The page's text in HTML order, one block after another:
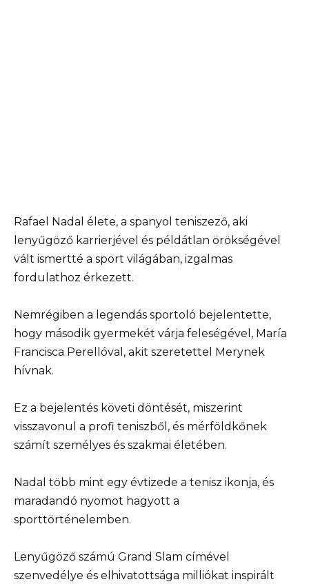
Rafael Nadal élete, a spanyol teniszező, aki
lenyűgöző karrierjével és példátlan örökségével
vált ismertté a sport világában, izgalmas
fordulathoz érkezett.
Nemrégiben a legendás sportoló bejelentette,
hogy második gyermekét várja feleségével, María
Francisca Perellóval, akit szeretettel Merynek
hívnak.
Ez a bejelentés követi döntését, miszerint
visszavonul a profi teniszből, és mérföldkőnek
számít személyes és szakmai életében.
Nadal több mint egy évtizede a tenisz ikonja, és
maradandó nyomot hagyott a
sporttörténelemben.
Lenyűgöző számú Grand Slam címével
szenvedélye és elhivatottsága milliókat inspirált